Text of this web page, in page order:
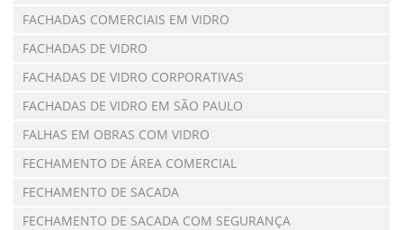
FACHADAS COMERCIAIS EM VIDRO
FACHADAS DE VIDRO
FACHADAS DE VIDRO CORPORATIVAS
FACHADAS DE VIDRO EM SÃO PAULO
FALHAS EM OBRAS COM VIDRO
FECHAMENTO DE ÁREA COMERCIAL
FECHAMENTO DE SACADA
FECHAMENTO DE SACADA COM SEGURANÇA